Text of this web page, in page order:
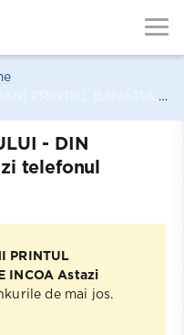
- DIN
telefonul
PRINTUL
INCOA Astazi
de mai jos.